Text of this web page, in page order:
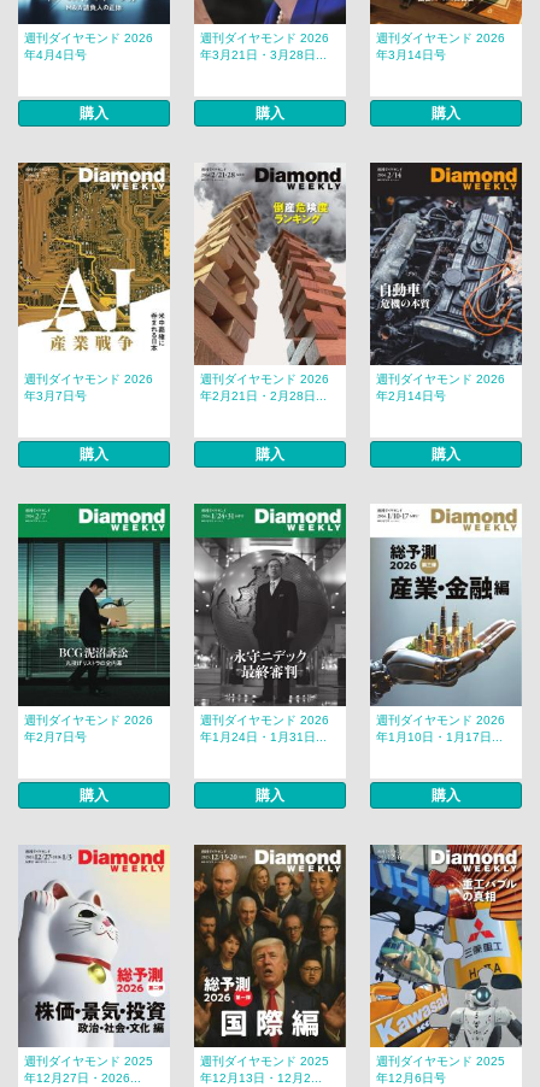
週刊ダイヤモンド 2026
年4月4日号
購入
週刊ダイヤモンド 2026
年3月21日・3月28日...
購入
週刊ダイヤモンド 2026
年3月14日号
購入
週刊ダイヤモンド 2026
年3月7日号
購入
週刊ダイヤモンド 2026
年2月21日・2月28日...
購入
週刊ダイヤモンド 2026
年2月14日号
購入
週刊ダイヤモンド 2026
年2月7日号
購入
週刊ダイヤモンド 2026
年1月24日・1月31日...
購入
週刊ダイヤモンド 2026
年1月10日・1月17日...
購入
週刊ダイヤモンド 2025
年12月27日・2026...
週刊ダイヤモンド 2025
年12月13日・12月2...
週刊ダイヤモンド 2025
年12月6日号